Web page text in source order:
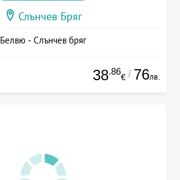
Слънчев Бряг
Белвю - Слънчев бряг
38.86
€ / 76лв.